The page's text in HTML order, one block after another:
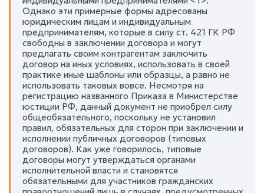
Однако эти примерные формы адресованы
юридическим лицам и индивидуальным
предпринимателям, которые в силу ст. 421 ГК РФ
свободны в заключении договора и могут
предлагать своим контрагентам заключить
договор на иных условиях, использовать в своей
практике иные шаблоны или образцы, а равно не
использовать таковых вовсе. Несмотря на
регистрацию названного Приказа в Министерстве
юстиции РФ, данный документ не приобрел силу
общеобязательного, поскольку не установил
правил, обязательных для сторон при заключении и
исполнении публичных договоров (типовых
договоров). Как уже говорилось, типовые
договоры могут утверждаться органами
исполнительной власти и становятся
обязательными для участников гражданских